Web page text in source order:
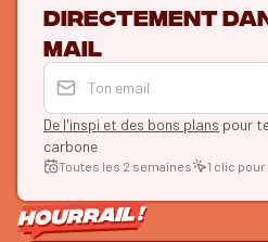
directement
mail
De l'inspi et des bons plans pour
carbone
Toutes les 2 semaines 1 clic